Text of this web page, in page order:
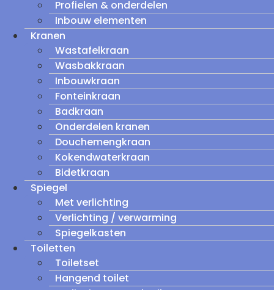
Profielen & onderdelen
Inbouw elementen
Kranen
Wastafelkraan
Wasbakkraan
Inbouwkraan
Fonteinkraan
Badkraan
Onderdelen kranen
Douchemengkraan
Kokendwaterkraan
Bidetkraan
Spiegel
Met verlichting
Verlichting / verwarming
Spiegelkasten
Toiletten
Toiletset
Hangend toilet